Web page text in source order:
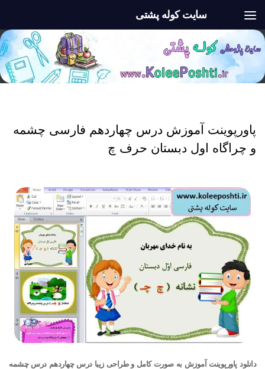
سایت کوله پشتی
پاورپوینت آموزش درس چهاردهم فارسی چشمه
و چراگاه اول دبستان حرف چ
دانلود پاورپوینت آموزش به صورت کامل و طراحی زیبا درس چهاردهم درس چشمه